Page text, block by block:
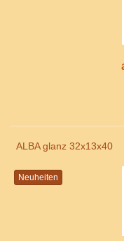
ALBA glanz 32x13x40
Neuheiten